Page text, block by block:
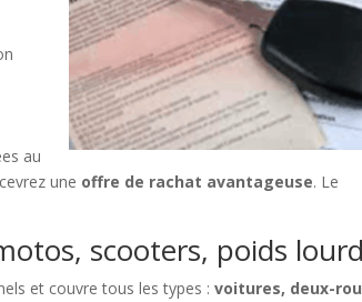
au
une offre de rachat avantageuse. Le
scooters, poids
et couvre tous les types :voitures, deux-